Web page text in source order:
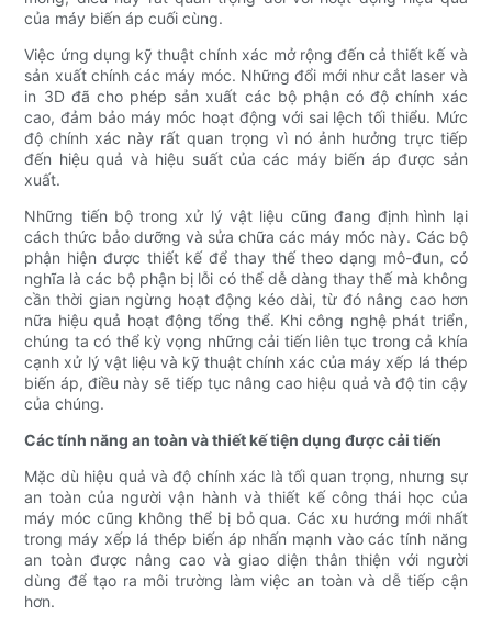
của máy biến áp cuối cùng.
Việc ứng dụng kỹ thuật chính xác mở rộng đến cả thiết kế và
sản xuất chính các máy móc. Những đổi mới như cắt laser và
in 3D đã cho phép sản xuất các bộ phận có độ chính xác
cao, đảm bảo máy móc hoạt động với sai lệch tối thiểu. Mức
độ chính xác này rất quan trọng vì nó ảnh hưởng trực tiếp
đến hiệu quả và hiệu suất của các máy biến áp được sản
xuất.
Những tiến bộ trong xử lý vật liệu cũng đang định hình lại
cách thức bảo dưỡng và sửa chữa các máy móc này. Các bộ
phận hiện được thiết kế để thay thế theo dạng mô-đun, có
nghĩa là các bộ phận bị lỗi có thể dễ dàng thay thế mà không
cần thời gian ngừng hoạt động kéo dài, từ đó nâng cao hơn
nữa hiệu quả hoạt động tổng thể. Khi công nghệ phát triển,
chúng ta có thể kỳ vọng những cải tiến liên tục trong cả khía
cạnh xử lý vật liệu và kỹ thuật chính xác của máy xếp lá thép
biến áp, điều này sẽ tiếp tục nâng cao hiệu quả và độ tin cậy
của chúng.
Các tính năng an toàn và thiết kế tiện dụng được cải tiến
Mặc dù hiệu quả và độ chính xác là tối quan trọng, nhưng sự
an toàn của người vận hành và thiết kế công thái học của
máy móc cũng không thể bị bỏ qua. Các xu hướng mới nhất
trong máy xếp lá thép biến áp nhấn mạnh vào các tính năng
an toàn được nâng cao và giao diện thân thiện với người
dùng để tạo ra môi trường làm việc an toàn và dễ tiếp cận
hơn.